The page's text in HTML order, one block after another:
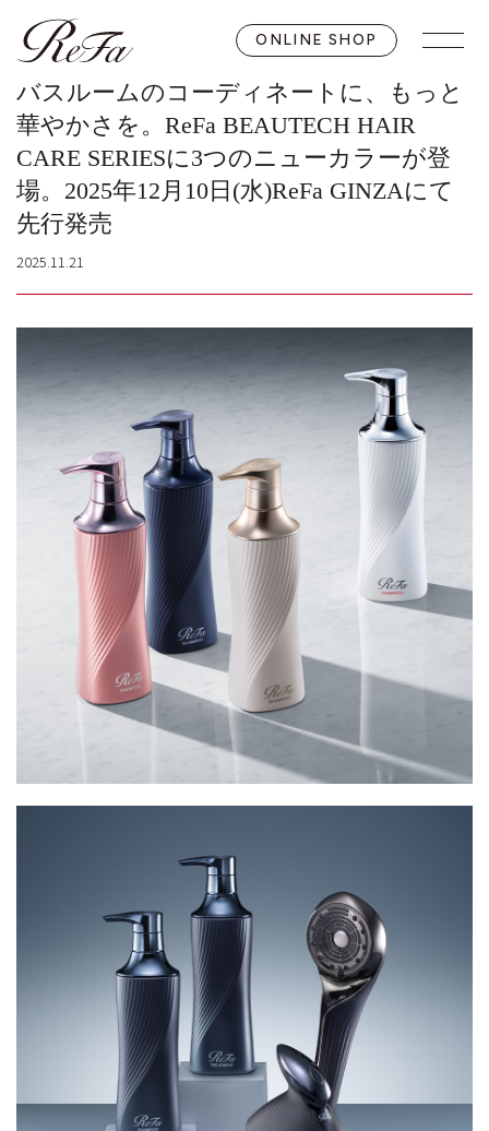
ONLINE SHOP
バスルームのコーディネートに、もっと
華やかさを。ReFa BEAUTECH HAIR
CARE SERIESに3つのニューカラーが登
場。2025年12月10日(水)ReFa GINZAにて
先行発売
2025.11.21